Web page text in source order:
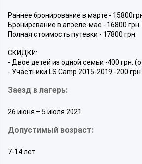
Раннее бронирование в марте -
Бронирование в апреле-мае - 16800 грн.
Полная стоимость путевки - 17800 грн.
СКИДКИ:
- Двое детей из одной семьи -400 грн.
- Участники LS Camp 2015-2019 -200
Заезд в лагерь:
26 июня – 5 июля 2021
Допустимый возраст:
7-14 лет